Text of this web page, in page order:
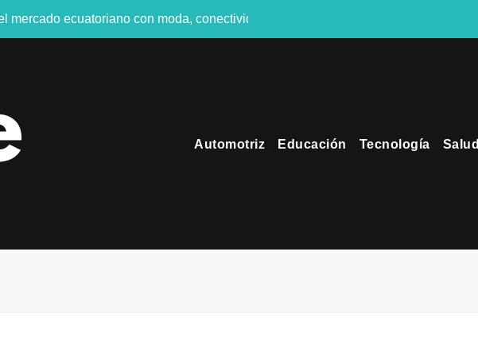
mercado ecuatoriano con moda, conectividad y turismo de negocios
impulsará los pagos digitales en tiempo real
EN EL FERIADO
diseñado para entornos comerciales e industriales
más de USD 1.000 millones y entra al exclusivo club de las gigantes del Ecuador
Automotriz Educación Tecnología Salud